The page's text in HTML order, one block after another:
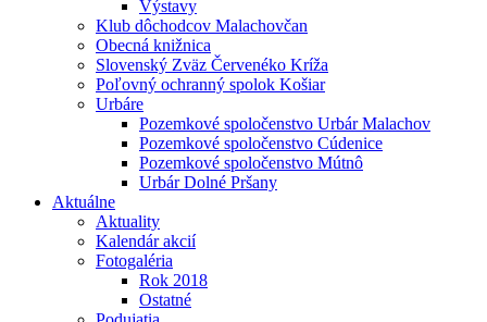
Výstavy
Klub dôchodcov Malachovčan
Obecná knižnica
Slovenský Zväz Červenéko Kríža
Poľovný ochranný spolok Košiar
Urbáre
Pozemkové spoločenstvo Urbár Malachov
Pozemkové spoločenstvo Cúdenice
Pozemkové spoločenstvo Mútnô
Urbár Dolné Pršany
Aktuálne
Aktuality
Kalendár akcií
Fotogaléria
Rok 2018
Ostatné